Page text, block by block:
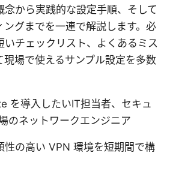
念から実践的な設定手順、そして
ングまでを一連で解説します。必
いチェックリスト、よくあるミス
現場で使えるサンプル設定を多数
を導入したいIT担当者、セキュ
のネットワークエンジニア
性の高い VPN 環境を短期間で構